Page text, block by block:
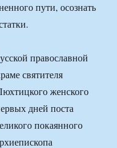
пути, осознать
православной
святителя
женского
дней поста
покаянного